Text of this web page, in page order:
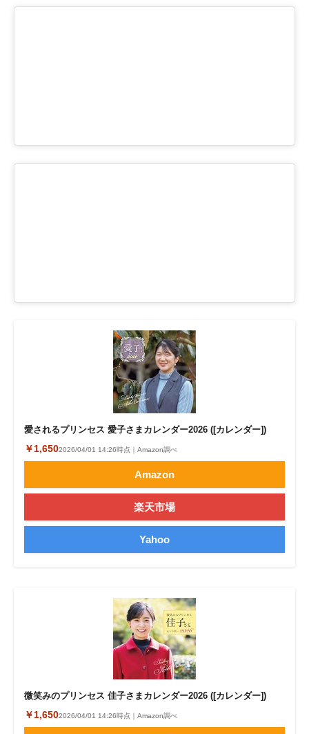
愛されるプリンセス 愛子さまカレンダー2026 ([カレンダー])
￥1,6502026/04/01 14:26時点｜Amazon調べ
Amazon
楽天市場
Yahoo
微笑みのプリンセス 佳子さまカレンダー2026 ([カレンダー])
￥1,6502026/04/01 14:26時点｜Amazon調べ